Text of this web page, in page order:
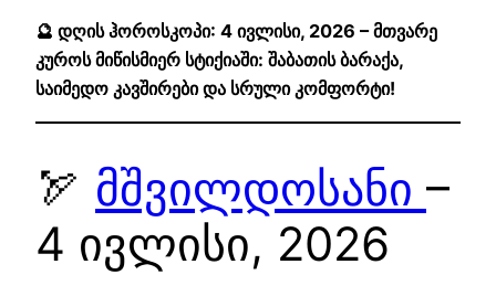
🔮 დღის ჰოროსკოპი: 4 ივლისი, 2026 – მთვარე
კუროს მიწისმიერ სტიქიაში: შაბათის ბარაქა,
საიმედო კავშირები და სრული კომფორტი!
🏹 მშვილდოსანი –
4 ივლისი, 2026